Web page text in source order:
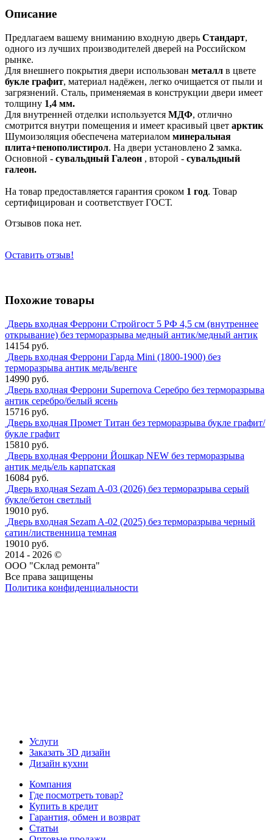
Описание
Предлагаем вашему вниманию входную дверь Стандарт,
одного из лучших производителей дверей на Российском
рынке.
Для внешнего покрытия двери использован металл в цвете
букле графит, материал надёжен, легко очищается от пыли и
загрязнений. Сталь, применяемая в конструкции двери имеет
толщину 1,4 мм.
Для внутренней отделки используется МДФ, отлично
смотрится внутри помещения и имеет красивый цвет арктик
Шумоизоляция обеспечена материалом минеральная
плита+пенополистирол. На двери установлено 2 замка.
Основной - сувальдный Галеон , второй - сувальдный
галеон.
На товар предоставляется гарантия сроком 1 год. Товар
сертифицирован и соответствует ГОСТ.
Отзывов пока нет.
Оставить отзыв!
Похожие товары
Дверь входная Феррони Стройгост 5 РФ 4,5 см (внутреннее
открывание) без терморазрыва медный антик/медный антик
14154 руб.
Дверь входная Феррони Гарда Mini (1800-1900) без
терморазрыва антик медь/венге
14990 руб.
Дверь входная Феррони Supernova Серебро без терморазрыва
антик серебро/белый ясень
15716 руб.
Дверь входная Промет Титан без терморазрыва букле графит/
букле графит
15810 руб.
Дверь входная Феррони Йошкар NEW без терморазрыва
антик медь/ель карпатская
16084 руб.
Дверь входная Sezam A-03 (2026) без терморазрыва серый
букле/бетон светлый
19010 руб.
Дверь входная Sezam A-02 (2025) без терморазрыва черный
сатин/лиственница темная
19010 руб.
2014 - 2026 ©
ООО "Склад ремонта"
Все права защищены
Политика конфиденциальности
Услуги
Заказать 3D дизайн
Дизайн кухни
Компания
Где посмотреть товар?
Купить в кредит
Гарантия, обмен и возврат
Статьи